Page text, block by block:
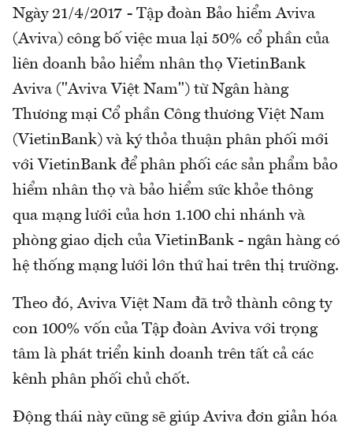
Ngày 21/4/2017 - Tập đoàn Bảo hiểm Aviva
(Aviva) công bố việc mua lại 50% cổ phần của
liên doanh bảo hiểm nhân thọ VietinBank
Aviva ("Aviva Việt Nam") từ Ngân hàng
Thương mại Cổ phần Công thương Việt Nam
(VietinBank) và ký thỏa thuận phân phối mới
với VietinBank để phân phối các sản phẩm bảo
hiểm nhân thọ và bảo hiểm sức khỏe thông
qua mạng lưới của hơn 1.100 chi nhánh và
phòng giao dịch của VietinBank - ngân hàng có
hệ thống mạng lưới lớn thứ hai trên thị trường.
Theo đó, Aviva Việt Nam đã trở thành công ty
con 100% vốn của Tập đoàn Aviva với trọng
tâm là phát triển kinh doanh trên tất cả các
kênh phân phối chủ chốt.
Động thái này cũng sẽ giúp Aviva đơn giản hóa